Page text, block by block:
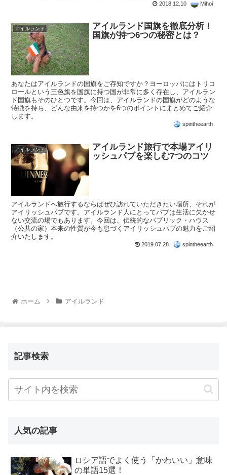
2018.12.10 Mihoi
アイルランド
アイルランド国旗を徹底分析！
国旗が持つ6つの秘密とは？
あなたはアイルランドの国旗をご存知ですか？ヨーロッパにはトリコ
ロールという三色旗を国旗に持つ国が非常に多く存在し、アイルラン
ド国旗もそのひとつです。今回は、アイルランドの国旗がどのような
特徴を持ち、どんな由来を持つかを6つのポイントにまとめてご紹介
します。
spintheearth
アイルランド
アイルランド旅行で本場アイリ
ッシュパブを楽しむ7つのコツ
アイルランドへ旅行するならばぜひ訪れていただきたい場所、それが
アイリッシュパブです。アイルランド人にとってパブは生活に欠かせ
ない交流の場でもあります。今回は、伝統的なパブリック・ハウス
（公共の家）本来の性質が今も息づくアイリッシュパブの魅力をご紹
介いたします。
2019.07.28 spintheearth
ホーム アイルランド
記事検索
人気の記事
ロシア語でよく使う「かわいい」意味
の単語15選！